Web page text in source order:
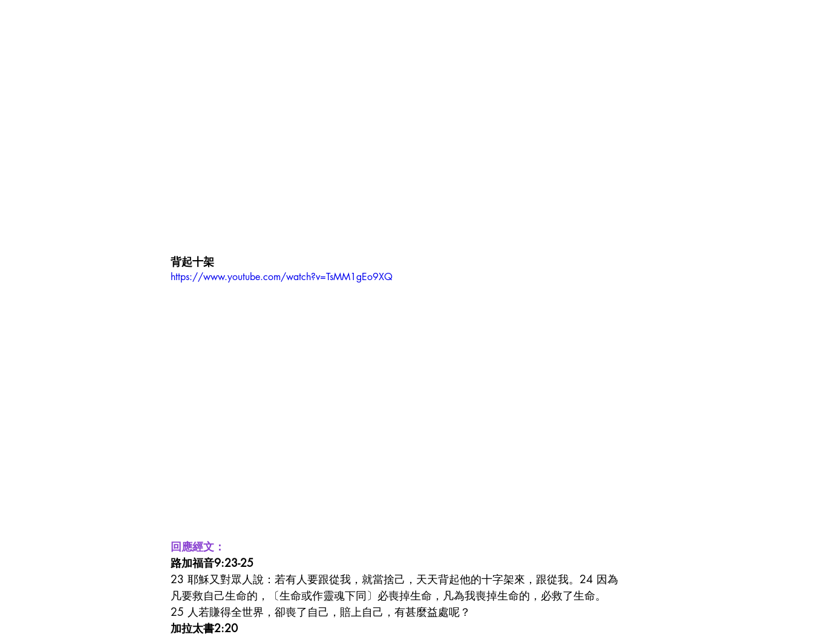
背起十架
https://www.youtube.com/watch?v=TsMM1gEo9XQ
回應經文：
路加福音9:23-25
23 耶穌又對眾人說：若有人要跟從我，就當捨己，天天背起他的十字架來，跟從我。24 因為
凡要救自己生命的，〔生命或作靈魂下同〕必喪掉生命，凡為我喪掉生命的，必救了生命。
25 人若賺得全世界，卻喪了自己，賠上自己，有甚麼益處呢？
加拉太書2:20